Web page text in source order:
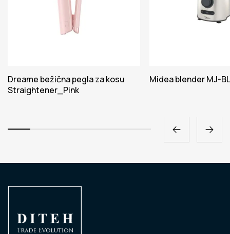
Dreame bežična pegla za kosu
Straightener_Pink
Midea blender MJ-